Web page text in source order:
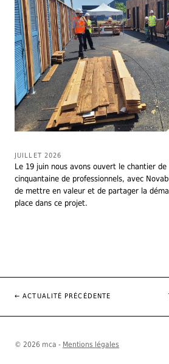
JUILLET 2026
Le 19 juin nous avons ouvert le chantier de
cinquantaine de professionnels, avec
de mettre en valeur et de partager la
place dans ce projet.
← ACTUALITÉ PRÉCÉDENTE
© 2026 mca - Mentions légales